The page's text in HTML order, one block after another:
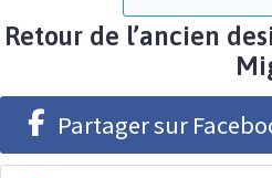
Retour de l’ancien
Partager sur